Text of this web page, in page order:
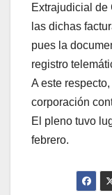
Extrajudicial de
las dichas
pues la
registro
A este
corporación
El pleno tuvo
febrero.